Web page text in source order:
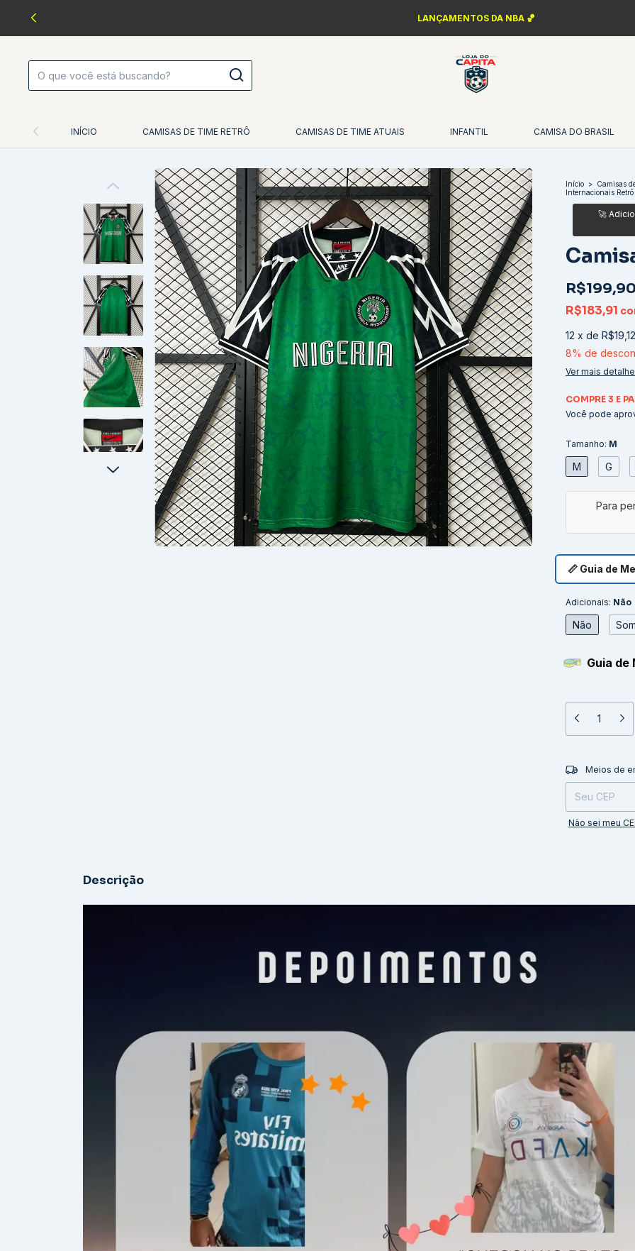
LANÇAMENTOS DA NBA 🏀
INÍCIO CAMISAS DE TIME RETRÔ CAMISAS DE TIME ATUAIS INFANTIL CAMISA DO BRASIL
Início > Camisas
Internacionais Retrô
R$199,90
R$183,91
12 x de R$19,12
8% de
Ver mais
COMPRE 3 E
Você pode
Tamanho: M
M G
📏 Guia de
Adicionais: Não
Não
Guia de
Entregas para o
Meios de
Não sei meu
Descrição